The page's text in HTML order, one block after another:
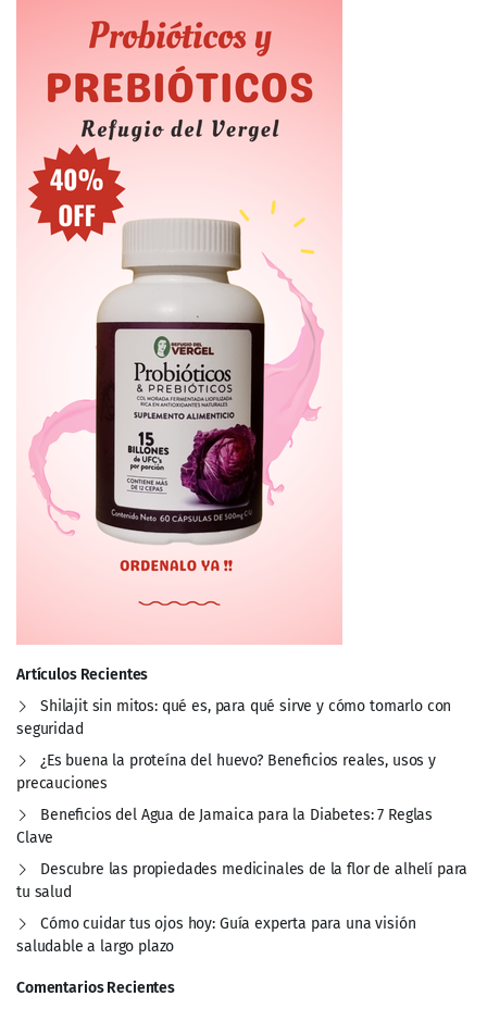
Artículos Recientes
Shilajit sin mitos: qué es, para qué sirve y cómo tomarlo con
seguridad
¿Es buena la proteína del huevo? Beneficios reales, usos y
precauciones
Beneficios del Agua de Jamaica para la Diabetes: 7 Reglas
Clave
Descubre las propiedades medicinales de la flor de alhelí para
tu salud
Cómo cuidar tus ojos hoy: Guía experta para una visión
saludable a largo plazo
Comentarios Recientes